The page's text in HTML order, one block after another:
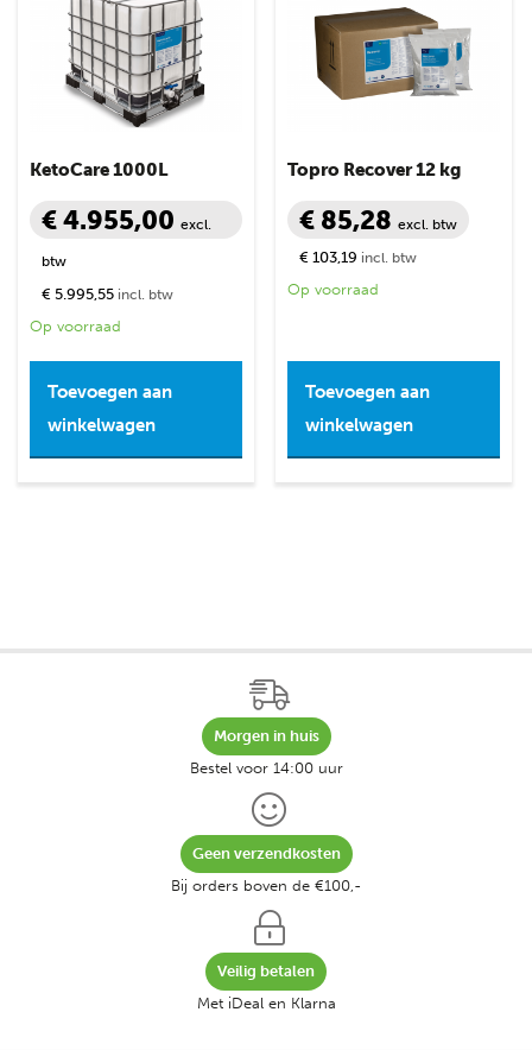
KetoCare 1000L
€ 4.955,00 excl.
btw
€ 5.995,55 incl. btw
Op voorraad
Toevoegen aan
winkelwagen
Topro Recover 12 kg
€ 85,28excl. btw
€ 103,19 incl. btw
Op voorraad
Toevoegen aan
winkelwagen
Morgen in huis
Bestel voor 14:00 uur
Geen verzendkosten
Bij orders boven de €100,-
Veilig betalen
Met iDeal en Klarna